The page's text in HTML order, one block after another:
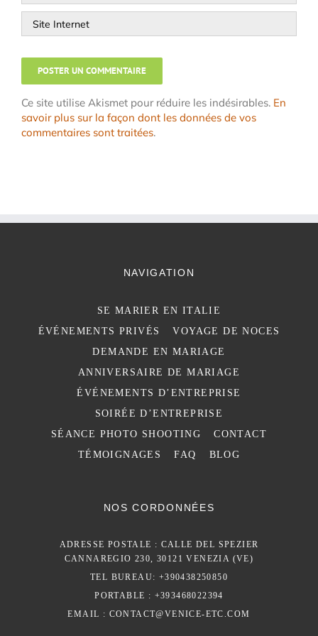
Ce site utilise Akismet pour réduire les indésirables. En
savoir plus sur la façon dont les données de vos
commentaires sont traitées.
NAVIGATION
SE MARIER EN ITALIE
ÉVÉNEMENTS PRIVÉS
VOYAGE DE NOCES
DEMANDE EN MARIAGE
ANNIVERSAIRE DE MARIAGE
ÉVÉNEMENTS D’ENTREPRISE
SOIRÉE D’ENTREPRISE
SÉANCE PHOTO SHOOTING
CONTACT
TÉMOIGNAGES
FAQ BLOG
NOS CORDONNÉES
ADRESSE POSTALE : CALLE DEL SPEZIER
CANNAREGIO 230, 30121 VENEZIA (VE)
TEL BUREAU: +390438250850
PORTABLE : +393468022394
EMAIL : CONTACT@VENICE-ETC.COM